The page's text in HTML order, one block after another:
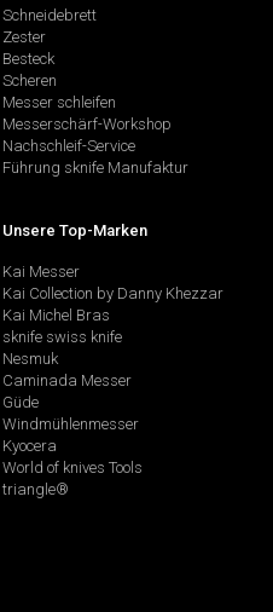
Schneidebrett
Zester
Besteck
Scheren
Messer schleifen
Messerschärf-Workshop
Nachschleif-Service
Führung sknife Manufaktur
Unsere Top-Marken
Kai Messer
Kai Collection by Danny Khezzar
Kai Michel Bras
sknife swiss knife
Nesmuk
Caminada Messer
Güde
Windmühlenmesser
Kyocera
World of knives Tools
triangle®